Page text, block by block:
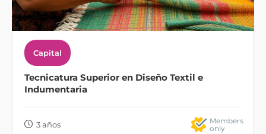
Capital
Tecnicatura Superior en Diseño Textil e
Indumentaria
3 años
Members
only